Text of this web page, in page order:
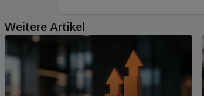
Weitere Artikel